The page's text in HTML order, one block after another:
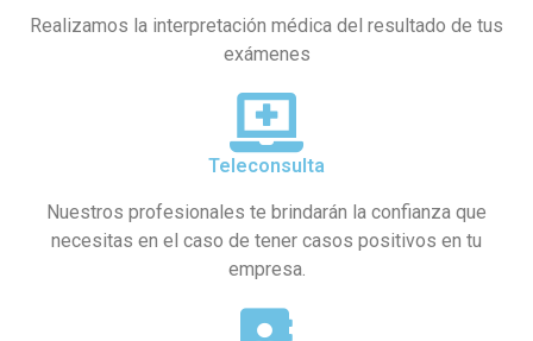
Realizamos la interpretación médica del resultado de tus
exámenes
Teleconsulta
Nuestros profesionales te brindarán la confianza que
necesitas en el caso de tener casos positivos en tu
empresa.